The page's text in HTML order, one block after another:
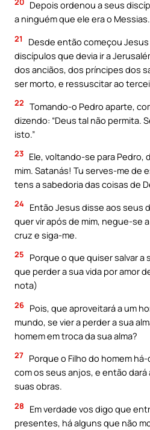
Depois ordenou a seus
a ninguém que ele era o Messias.
21
Desde então começou
discípulos que devia ir a
dos anciãos, dos príncipes dos
ser morto, e ressuscitar ao
22 Tomando-o Pedro aparte,
dizendo: “Deus tal não permita.
isto.”
23 Ele, voltando-se para Pedro,
mim. Satanás! Tu serves-me de
tens a sabedoria das coisas de
24 Então Jesus disse aos seus
quer vir após de mim, negue-se
cruz e siga-me.
25
Porque o que quiser salvar a
que perder a sua vida por amor
nota)
26 Pois, que aproveitará a um
mundo, se vier a perder a sua
homem em troca da sua alma?
27 Porque o Filho do homem
com os seus anjos, e então dará
suas obras.
28
Em verdade vos digo que
presentes, há alguns que não